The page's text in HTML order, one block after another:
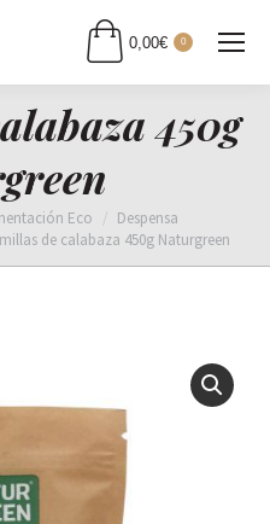
0,00€ 0
450g
Eco
Despensa
de calabaza 450g Naturgreen